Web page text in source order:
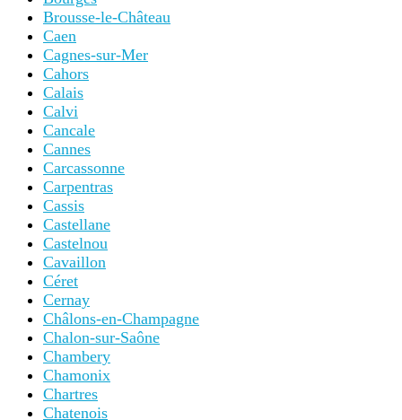
Brousse-le-Château
Caen
Cagnes-sur-Mer
Cahors
Calais
Calvi
Cancale
Cannes
Carcassonne
Carpentras
Cassis
Castellane
Castelnou
Cavaillon
Céret
Cernay
Châlons-en-Champagne
Chalon-sur-Saône
Chambery
Chamonix
Chartres
Chatenois